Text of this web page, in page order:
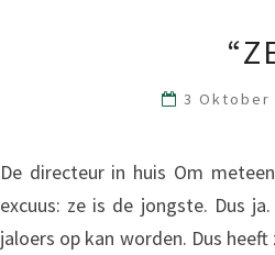
3
De directeur in huis Om
excuus: ze is de jongste. Dus
jaloers op kan worden. Dus